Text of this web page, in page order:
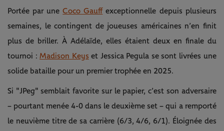
Portée par uneCoco Gauffexceptionnelle depuis plusieurs
semaines, le contingent de joueuses américaines n’en finit
plus de briller. À Adélaïde, elles étaient deux en finale du
tournoi : Madison Keys et Jessica Pegula se sont livrées une
solide bataille pour un premier trophée en 2025.
Si "JPeg" semblait favorite sur le papier, c’est son adversaire
– pourtant menée 4-0 dans le deuxième set – qui a remporté
le neuvième titre de sa carrière (6/3, 4/6, 6/1). Éloignée des